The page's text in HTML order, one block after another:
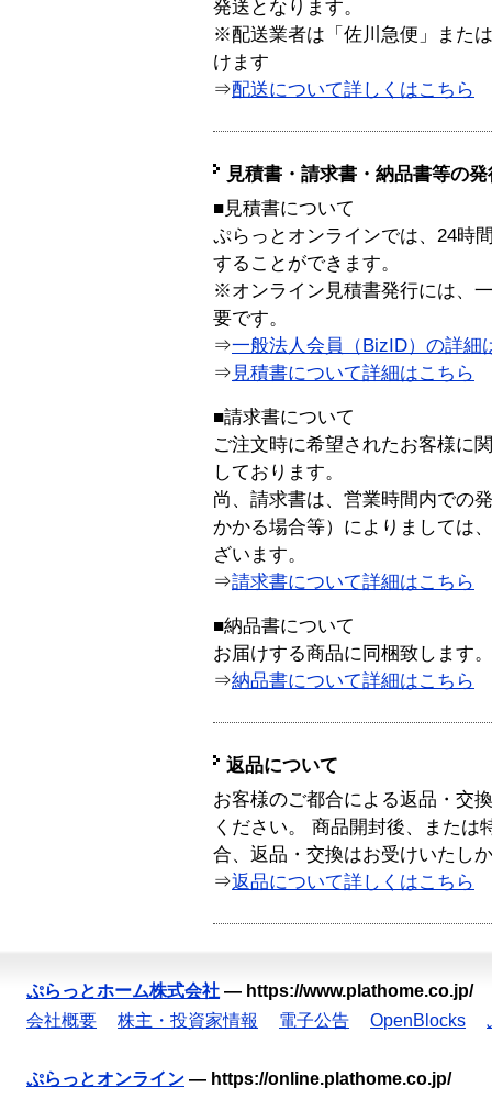
発送となります。
※配送業者は「佐川急便」また
けます
⇒配送について詳しくはこちら
見積書・請求書・納品書等の
■見積書について
ぷらっとオンラインでは、24時
することができます。
※オンライン見積書発行には、
要です。
⇒一般法人会員（BizID）の詳細
⇒ 見積書について詳細はこちら
■請求書について
ご注文時に希望されたお客様に
しております。
尚、請求書は、営業時間内での
かかる場合等）によりましては
ざいます。
⇒請求書について詳細はこちら
■納品書について
お届けする商品に同梱致します。
⇒納品書について詳細はこちら
返品について
お客様のご都合による返品・交
ください。 商品開封後、または
合、返品・交換はお受けいたし
⇒返品について詳しくはこちら
ぷらっとホーム株式会社 — https://www.plathome.co.jp/
会社概要
株主・投資家情報 電子公告 OpenBlocks
ぷらっとオンライン — https://online.plathome.co.jp/